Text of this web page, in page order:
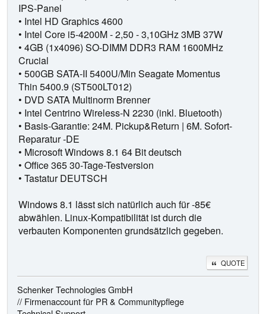
IPS-Panel
• Intel HD Graphics 4600
• Intel Core i5-4200M - 2,50 - 3,10GHz 3MB 37W
• 4GB (1x4096) SO-DIMM DDR3 RAM 1600MHz
Crucial
• 500GB SATA-II 5400U/Min Seagate Momentus
Thin 5400.9 (ST500LT012)
• DVD SATA Multinorm Brenner
• Intel Centrino Wireless-N 2230 (inkl. Bluetooth)
• Basis-Garantie: 24M. Pickup&Return | 6M. Sofort-
Reparatur -DE
• Microsoft Windows 8.1 64 Bit deutsch
• Office 365 30-Tage-Testversion
• Tastatur DEUTSCH
Windows 8.1 lässt sich natürlich auch für -85€
abwählen. Linux-Kompatibilität ist durch die
verbauten Komponenten grundsätzlich gegeben.
QUOTE
Schenker Technologies GmbH
// Firmenaccount für PR & Communitypflege